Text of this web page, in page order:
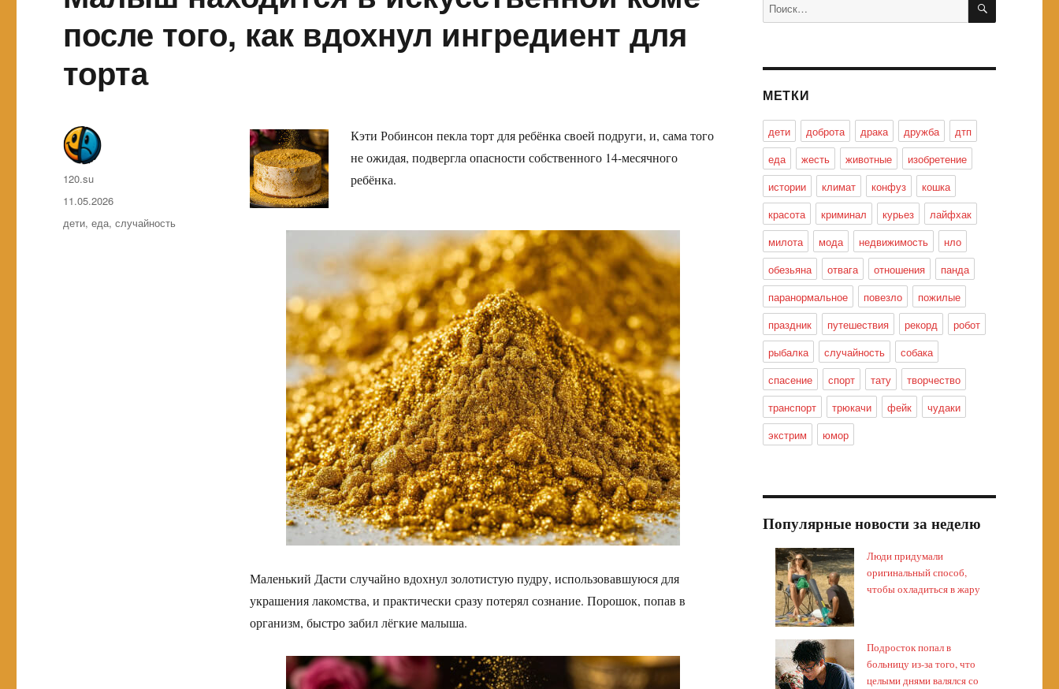
после того, как вдохнул ингредиент для
торта
Кэти Робинсон пекла торт для ребёнка своей подруги, и, сама того
не ожидая, подвергла опасности собственного 14-месячного
ребёнка.
Маленький Дасти случайно вдохнул золотистую пудру, использовавшуюся для
украшения лакомства, и практически сразу потерял сознание. Порошок, попав в
организм, быстро забил лёгкие малыша.
Автор
120.su
Опубликовано
11.05.2026
Метки
дети,еда,случайность
МЕТКИ
дети доброта драка дружба
дтп
еда
жесть животные
изобретение
истории
климат конфуз
кошка
красота
криминал курьез
лайфхак
милота
мода недвижимость
нло
обезьяна
отвага отношения
панда
паранормальное
повезло
пожилые
праздник
путешествия рекорд
робот
рыбалка
случайность
собака
спасение
спорт тату
творчество
транспорт
трюкачи фейк
чудаки
экстрим
юмор
Популярные новости за неделю
Люди придумали
оригинальный способ,
чтобы охладиться в жару
Подросток попал в
больницу из-за того, что
целыми днями валялся со